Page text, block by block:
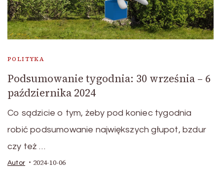
POLITYKA
Podsumowanie tygodnia: 30 września – 6
października 2024
Co sądzicie o tym, żeby pod koniec tygodnia
robić podsumowanie największych głupot, bzdur
czy też …
Autor 2024-10-06